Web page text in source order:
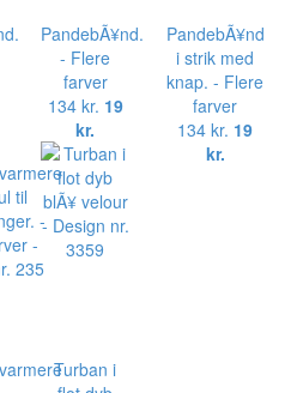
PandebÃ¥nd.
- Flere
farver
134 kr. 19
kr.
PandebÃ¥nd
i strik med
knap. - Flere
farver
134 kr. 19
kr.
Turban i